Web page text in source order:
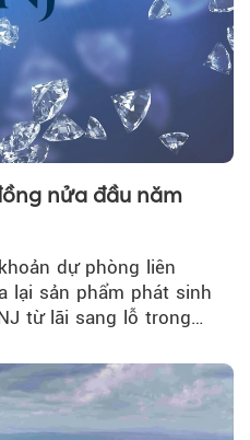
nửa đầu năm
dự phòng liên
lại sản phẩm phát sinh
từ lãi sang lỗ trong